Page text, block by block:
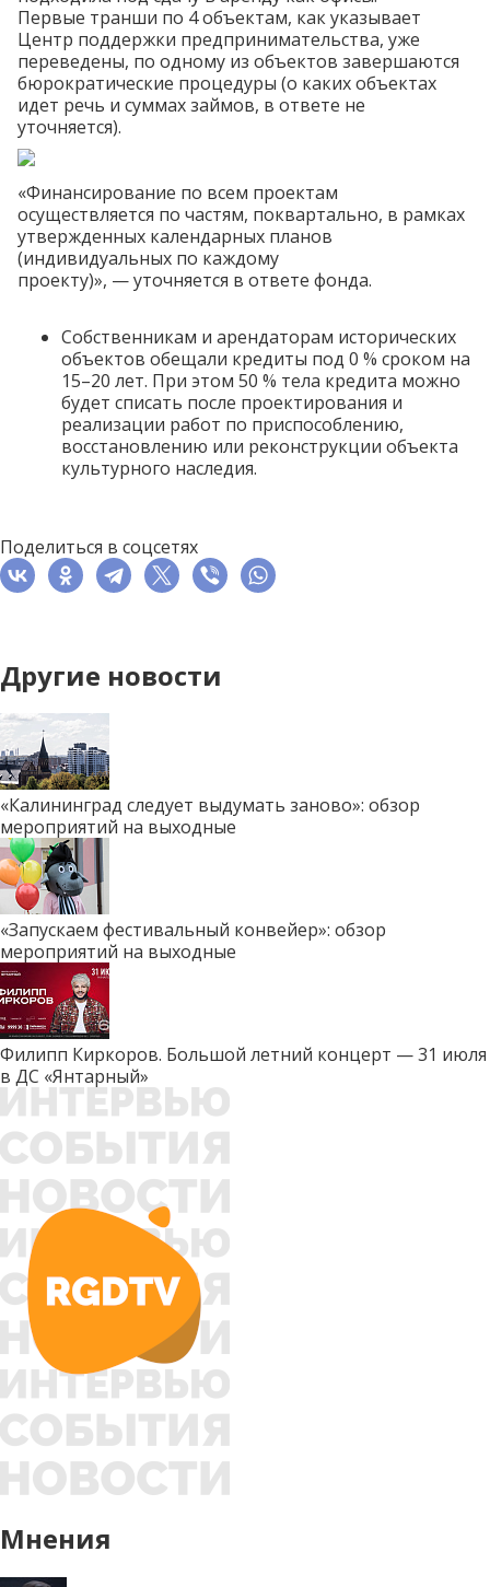
Первые транши по 4 объектам, как указывает
Центр поддержки предпринимательства, уже
переведены, по одному из объектов завершаются
бюрократические процедуры (о каких объектах
идет речь и суммах займов, в ответе не
уточняется).
«Финансирование по всем проектам
осуществляется по частям, поквартально, в рамках
утвержденных календарных планов
(индивидуальных по каждому
проекту)», — уточняется в ответе фонда.
Собственникам и арендаторам исторических
объектов обещали кредиты под 0 % сроком на
15–20 лет. При этом 50 % тела кредита можно
будет списать после проектирования и
реализации работ по приспособлению,
восстановлению или реконструкции объекта
культурного наследия.
Поделиться в соцсетях
Другие новости
«Калининград следует выдумать заново»: обзор
мероприятий на выходные
«Запускаем фестивальный конвейер»: обзор
мероприятий на выходные
Филипп Киркоров. Большой летний концерт — 31 июля
в ДС «Янтарный»
Мнения